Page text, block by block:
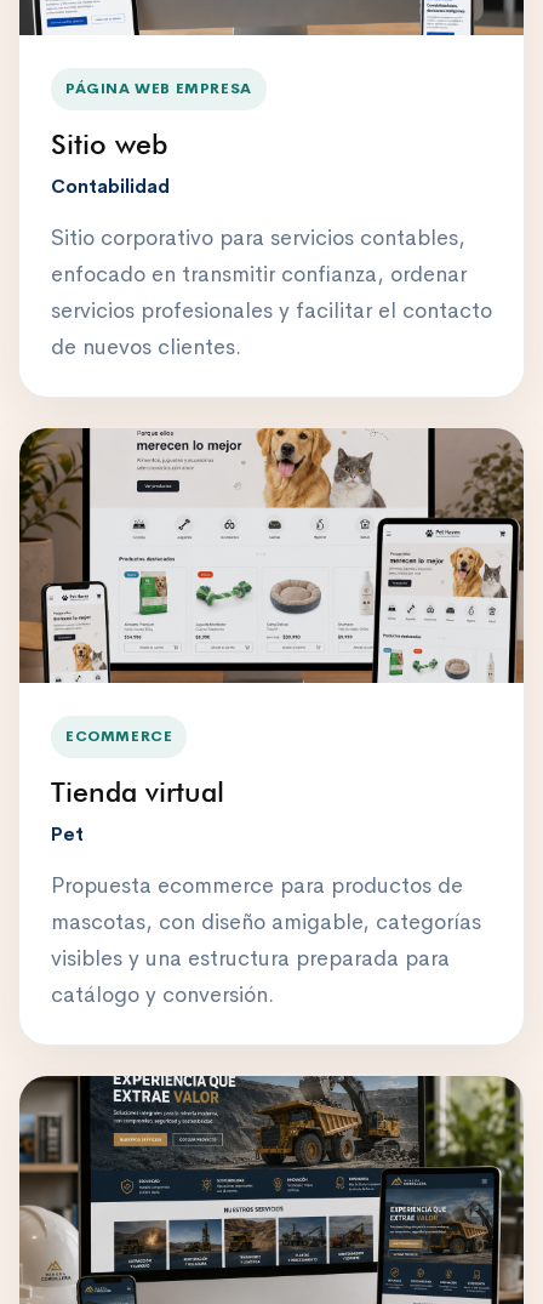
PÁGINA WEB EMPRESA
Sitio web
Contabilidad
Sitio corporativo para servicios contables,
enfocado en transmitir confianza, ordenar
servicios profesionales y facilitar el contacto
de nuevos clientes.
ECOMMERCE
Tienda virtual
Pet
Propuesta ecommerce para productos de
mascotas, con diseño amigable, categorías
visibles y una estructura preparada para
catálogo y conversión.